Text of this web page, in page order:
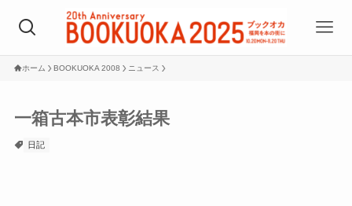
ホーム BOOKUOKA 2008 ニュース
一箱古本市表彰結果
日記